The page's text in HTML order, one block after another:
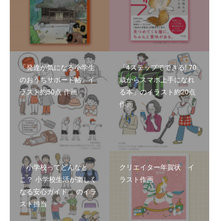
「発達が気になる小学生
のおうちサポート帖」イ
ラスト約50点 作画
「4ステップでできる! 70
歳からスマホ上手になれ
る本」のイラスト約20点
作画
「小学校ってどんなと
こ？ 小学校生活が楽しく
なる安心ガイド 」のイラ
スト担当
クリエイター年賀状 イ
ラスト作画